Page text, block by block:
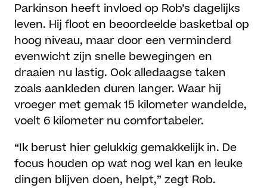
Parkinson heeft invloed op Rob’s dagelijks
leven. Hij floot en beoordeelde basketbal op
hoog niveau, maar door een verminderd
evenwicht zijn snelle bewegingen en
draaien nu lastig. Ook alledaagse taken
zoals aankleden duren langer. Waar hij
vroeger met gemak 15 kilometer wandelde,
voelt 6 kilometer nu comfortabeler.
“Ik berust hier gelukkig gemakkelijk in. De
focus houden op wat nog wel kan en leuke
dingen blijven doen, helpt,” zegt Rob.